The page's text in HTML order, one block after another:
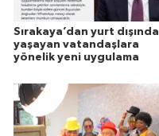
Sırakaya’dan yurt dışında
yaşayan vatandaşlara
yönelik yeni uygulama